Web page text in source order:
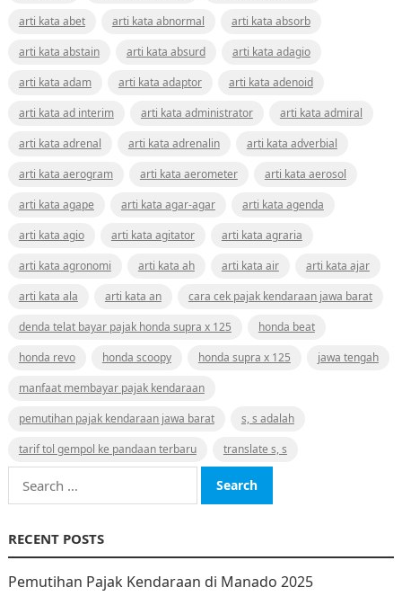
arti kata abet
arti kata abnormal
arti kata absorb
arti kata abstain
arti kata absurd
arti kata adagio
arti kata adam
arti kata adaptor
arti kata adenoid
arti kata ad interim
arti kata administrator
arti kata admiral
arti kata adrenal
arti kata adrenalin
arti kata adverbial
arti kata aerogram
arti kata aerometer
arti kata aerosol
arti kata agape
arti kata agar-agar
arti kata agenda
arti kata agio
arti kata agitator
arti kata agraria
arti kata agronomi
arti kata ah arti kata air
arti kata ajar
arti kata ala
arti kata an
cara cek pajak kendaraan jawa barat
denda telat bayar pajak honda supra x 125
honda beat
honda revo
honda scoopy honda supra x 125
jawa tengah
manfaat membayar pajak kendaraan
pemutihan pajak kendaraan jawa barat
s, s adalah
tarif tol gempol ke pandaan terbaru
translate s, s
Search
for:
RECENT POSTS
Pemutihan Pajak Kendaraan di Manado 2025